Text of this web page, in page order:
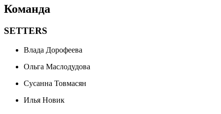
Команда
SETTERS
Влада Дорофеева
Ольга Маслодудова
Сусанна Товмасян
Илья Новик